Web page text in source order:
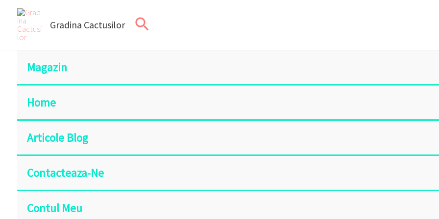
content
Gradina Cactusilor Search
Magazin
Home
Articole Blog
Contacteaza-Ne
Contul Meu